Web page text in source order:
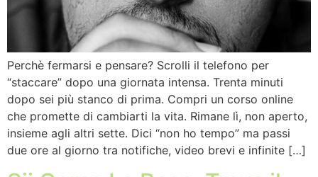
Perchè fermarsi e pensare? Scrolli il telefono per
“staccare” dopo una giornata intensa. Trenta minuti
dopo sei più stanco di prima. Compri un corso online
che promette di cambiarti la vita. Rimane lì, non aperto,
insieme agli altri sette. Dici “non ho tempo” ma passi
due ore al giorno tra notifiche, video brevi e infinite […]